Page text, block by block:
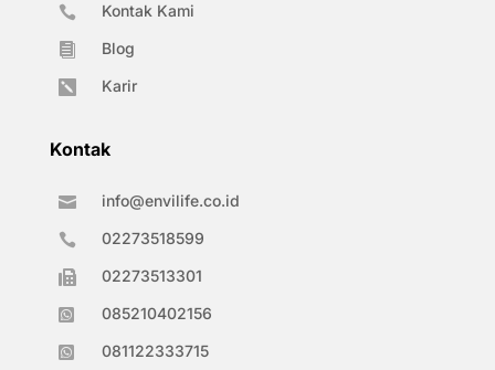
 Kontak Kami
 Blog
 Karir
Kontak
 info@envilife.co.id
 02273518599
 02273513301
 085210402156
 081122333715